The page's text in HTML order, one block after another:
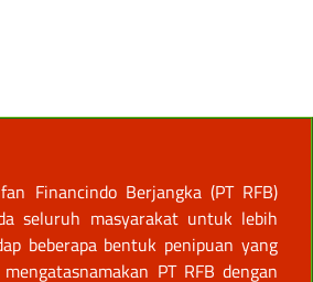
Financindo Berjangka (PT RFB)
seluruh masyarakat untuk lebih
beberapa bentuk penipuan yang
PT RFB dengan